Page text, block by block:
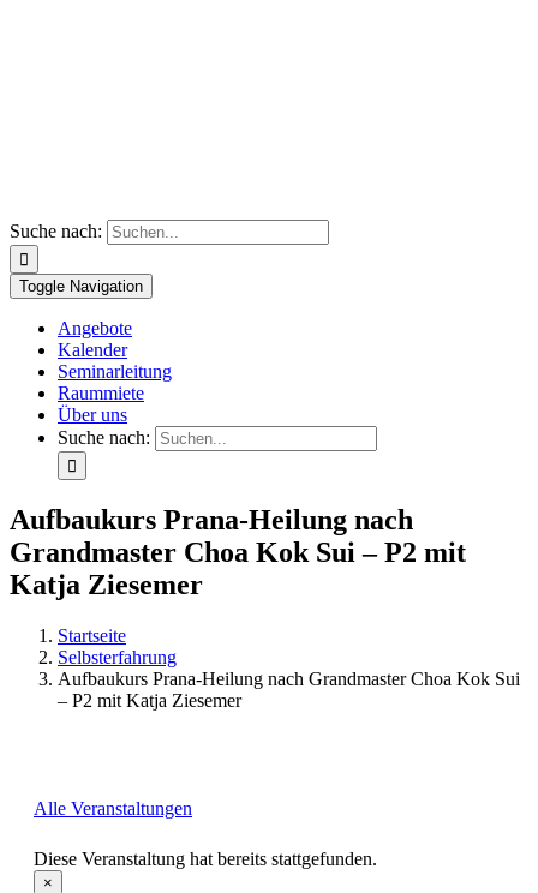
Suche nach:
Toggle Navigation
Angebote
Kalender
Seminarleitung
Raummiete
Über uns
Suche nach:
Aufbaukurs Prana-Heilung nach
Grandmaster Choa Kok Sui – P2 mit
Katja Ziesemer
Startseite
Selbsterfahrung
Aufbaukurs Prana-Heilung nach Grandmaster Choa Kok Sui
– P2 mit Katja Ziesemer
Alle Veranstaltungen
Diese Veranstaltung hat bereits stattgefunden.
×